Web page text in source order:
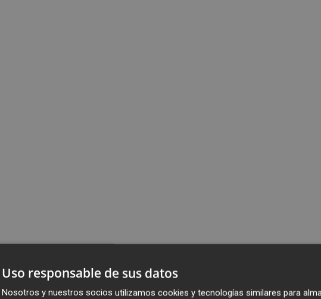
Uso responsable de sus datos
Nosotros y nuestros socios utilizamos cookies y tecnologías similares para